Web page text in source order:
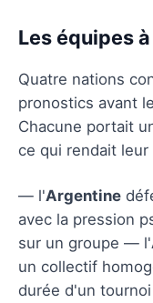
Les équipes
Quatre nations
pronostics avant
Chacune portait
ce qui rendait
— l'Argentine
avec la pression
sur un groupe — l'
un collectif
durée d'un